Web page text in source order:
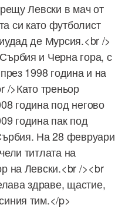
Левски в мач от
си като футболист
де Мурсия.<br />
и Черна гора, с
1998 година и на
/>Като треньор
година под негово
година пак под
На 28 февруари
титлата на
на Левски.<br /><br
здраве, щастие,
тим.</p>